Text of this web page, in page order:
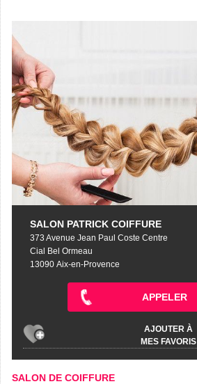
SALON PATRICK COIFFURE
373 Avenue Jean Paul Coste Centre
Cial Bel Ormeau
13090 Aix-en-Provence
APPELER
AJOUTER À
MES FAVORIS
SALON DE COIFFURE